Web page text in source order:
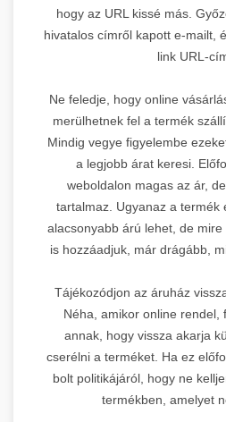
hogy az URL kissé más.
hivatalos címről kapott e-mailt,
link URL-
Ne feledje, hogy online
merülhetnek fel a termék
Mindig vegye figyelembe
a legjobb árat keresi.
weboldalon magas az ár,
tartalmaz. Ugyanaz a termék
alacsonyabb árú lehet, de
is hozzáadjuk, már drágább,
Tájékozódjon az áruház
Néha, amikor online rendel,
annak, hogy vissza akarja
cserélni a terméket. Ha ez
bolt politikájáról, hogy ne
termékben, amelyet